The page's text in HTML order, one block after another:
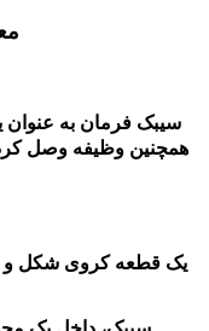
سیبک فرمان به
همچنین وظیفه وصل
یک قطعه کروی شکل و